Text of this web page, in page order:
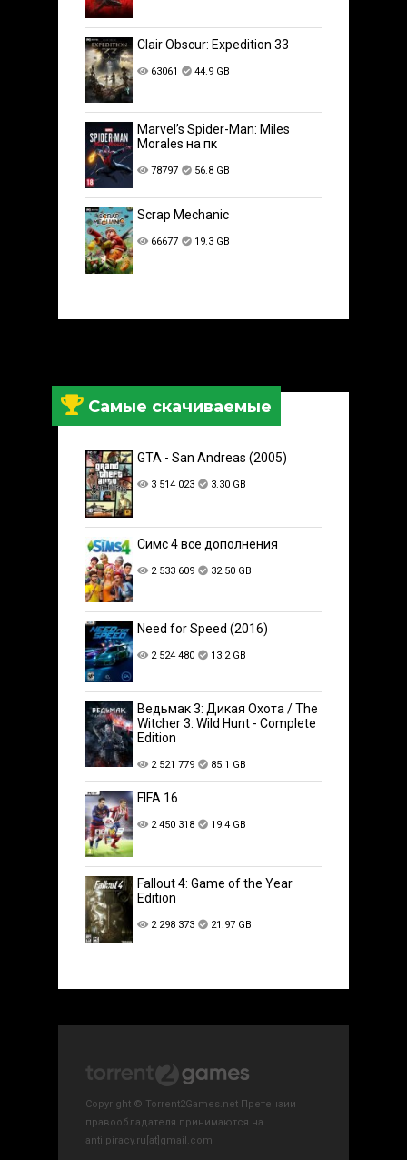
Clair Obscur: Expedition 33
63061 44.9 GB
Marvel’s Spider-Man: Miles
Morales на пк
78797 56.8 GB
Scrap Mechanic
66677 19.3 GB
Самые скачиваемые
GTA - San Andreas (2005)
3 514 023 3.30 GB
Симс 4 все дополнения
2 533 609 32.50 GB
Need for Speed (2016)
2 524 480 13.2 GB
Ведьмак 3: Дикая Охота / The
Witcher 3: Wild Hunt - Complete
Edition
2 521 779 85.1 GB
FIFA 16
2 450 318 19.4 GB
Fallout 4: Game of the Year
Edition
2 298 373 21.97 GB
Copyright © Torrent2Games.net Претензии
правообладателя принимаются на
anti.piracy.ru[at]gmail.com